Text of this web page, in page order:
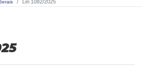
Lei 1082/2025